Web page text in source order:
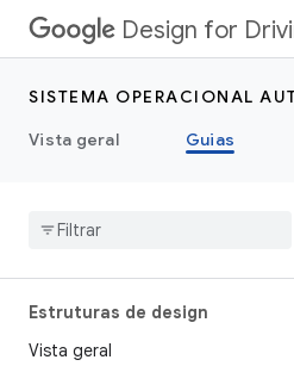
Design for
SISTEMA OPERACIONAL
Vista geral
Guias
Estruturas de design
Vista geral